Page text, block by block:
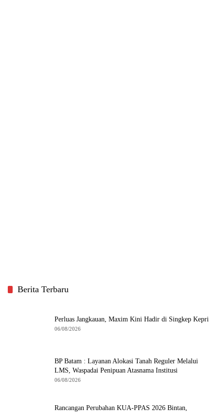
Berita Terbaru
Perluas Jangkauan, Maxim Kini Hadir di Singkep Kepri
06/08/2026
BP Batam : Layanan Alokasi Tanah Reguler Melalui
LMS, Waspadai Penipuan Atasnama Institusi
06/08/2026
Rancangan Perubahan KUA-PPAS 2026 Bintan,